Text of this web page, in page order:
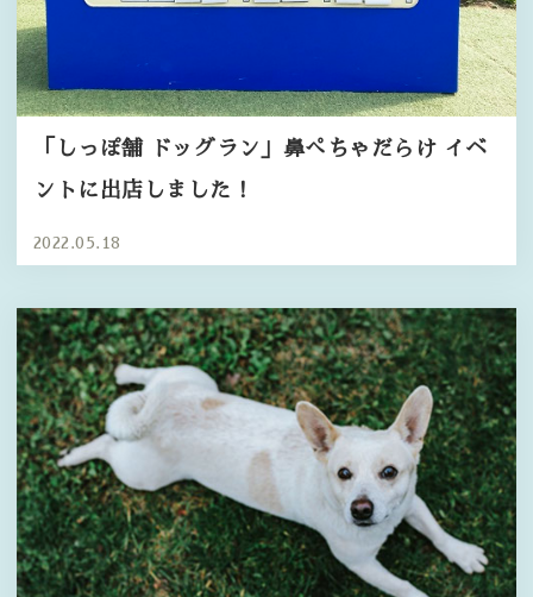
「しっぽ舗 ドッグラン」鼻ぺちゃだらけ イベ
ントに出店しました！
2022.05.18